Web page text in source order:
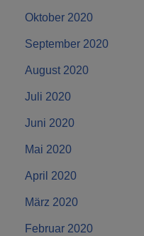
Oktober 2020
September 2020
August 2020
Juli 2020
Juni 2020
Mai 2020
April 2020
März 2020
Februar 2020